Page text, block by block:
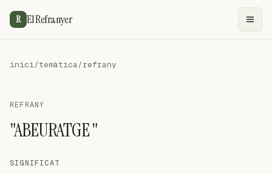
R El Refranyer
inici/temàtica/refrany
REFRANY
"ABEURATGE "
SIGNIFICAT